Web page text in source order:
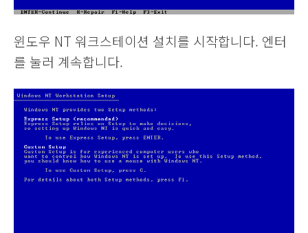
윈도우 NT 워크스테이션 설치를 시작합니다. 엔터
를 눌러 계속합니다.